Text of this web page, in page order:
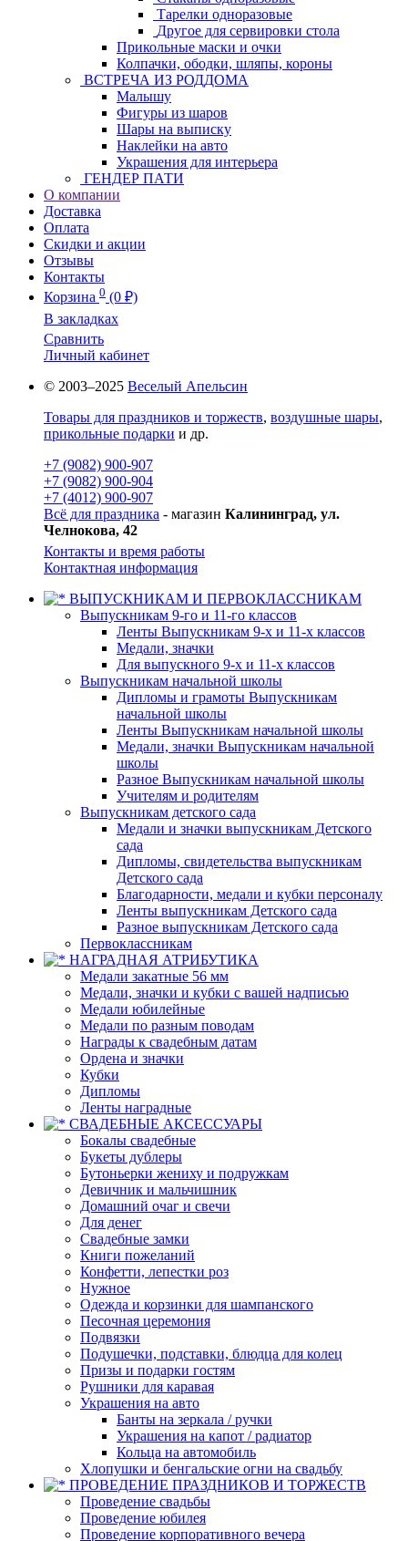
Тарелки одноразовые
Другое для сервировки стола
Прикольные маски и очки
Колпачки, ободки, шляпы, короны
ВСТРЕЧА ИЗ РОДДОМА
Малышу
Фигуры из шаров
Шары на выписку
Наклейки на авто
Украшения для интерьера
ГЕНДЕР ПАТИ
О компании
Доставка
Оплата
Скидки и акции
Отзывы
Контакты
Корзина 0 (0 ₽)
В закладках
Сравнить
Личный кабинет
© 2003–2025 Веселый Апельсин
Товары для праздников и торжеств, воздушные шары,
прикольные подарки и др.
+7 (9082) 900-907
+7 (9082) 900-904
+7 (4012) 900-907
Всё для праздника - магазин Калининград, ул.
Челнокова, 42
Контакты и время работы
Контактная информация
ВЫПУСКНИКАМ И ПЕРВОКЛАССНИКАМ
Выпускникам 9-го и 11-го классов
Ленты Выпускникам 9-х и 11-х классов
Медали, значки
Для выпускного 9-х и 11-х классов
Выпускникам начальной школы
Дипломы и грамоты Выпускникам
начальной школы
Ленты Выпускникам начальной школы
Медали, значки Выпускникам начальной
школы
Разное Выпускникам начальной школы
Учителям и родителям
Выпускникам детского сада
Медали и значки выпускникам Детского
сада
Дипломы, свидетельства выпускникам
Детского сада
Благодарности, медали и кубки персоналу
Ленты выпускникам Детского сада
Разное выпускникам Детского сада
Первоклассникам
НАГРАДНАЯ АТРИБУТИКА
Медали закатные 56 мм
Медали, значки и кубки с вашей надписью
Медали юбилейные
Медали по разным поводам
Награды к свадебным датам
Ордена и значки
Кубки
Дипломы
Ленты наградные
СВАДЕБНЫЕ АКСЕССУАРЫ
Бокалы свадебные
Букеты дублеры
Бутоньерки жениху и подружкам
Девичник и мальчишник
Домашний очаг и свечи
Для денег
Свадебные замки
Книги пожеланий
Конфетти, лепестки роз
Нужное
Одежда и корзинки для шампанского
Песочная церемония
Подвязки
Подушечки, подставки, блюдца для колец
Призы и подарки гостям
Рушники для каравая
Украшения на авто
Банты на зеркала / ручки
Украшения на капот / радиатор
Кольца на автомобиль
Хлопушки и бенгальские огни на свадьбу
ПРОВЕДЕНИЕ ПРАЗДНИКОВ И ТОРЖЕСТВ
Проведение свадьбы
Проведение юбилея
Проведение корпоративного вечера